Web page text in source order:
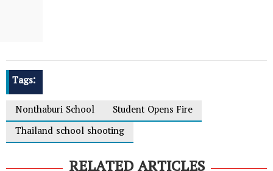
Tags:
Nonthaburi School
Student Opens Fire
Thailand school shooting